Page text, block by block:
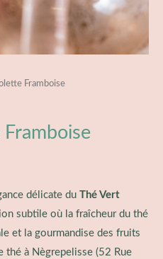
Framboise
Framboise
délicate du Thé Vert
subtile où la fraîcheur du thé
et la gourmandise des fruits
thé à Nègrepelisse (52 Rue